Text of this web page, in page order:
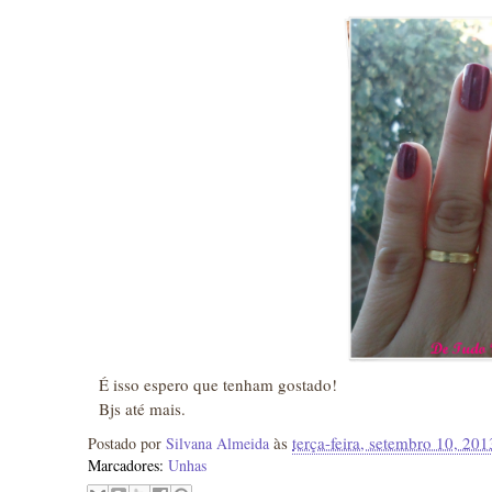
É isso espero que tenham gostado!
Bjs até mais.
Postado por Silvana Almeida às terça-feira, setembro 10,
Marcadores: Unhas